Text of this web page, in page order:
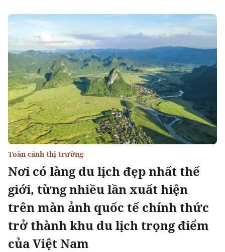
Nơi có làng du lịch đẹp nhất thế
giới, từng nhiều lần xuất hiện
trên màn ảnh quốc tế chính thức
trở thành khu du lịch trọng điểm
của Việt Nam
Toàn cảnh thị trường